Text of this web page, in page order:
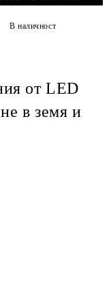
В наличност
от LED
в земя и